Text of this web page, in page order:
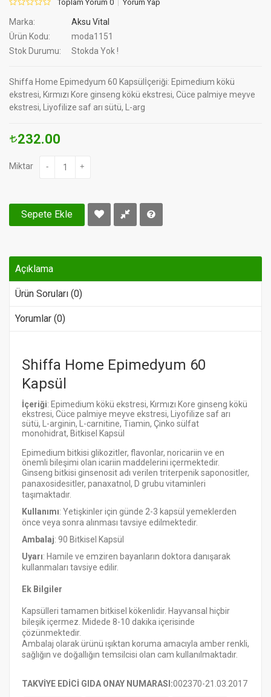
Toplam Yorum 0 Yorum Yap
Marka:
Aksu Vital
Ürün Kodu:
moda1151
Stok Durumu:
Stokda Yok !
Shiffa Home Epimedyum 60 Kapsülİçeriği: Epimedium kökü
ekstresi, Kırmızı Kore ginseng kökü ekstresi, Cüce palmiye meyve
ekstresi, Liyofilize saf arı sütü, L-arg
232.00
Miktar - +
Sepete Ekle
Açıklama
Ürün Soruları (0)
Yorumlar (0)
Shiffa Home Epimedyum 60
Kapsül
İçeriği: Epimedium kökü ekstresi, Kırmızı Kore ginseng kökü
ekstresi, Cüce palmiye meyve ekstresi, Liyofilize saf arı
sütü, L-arginin, L-carnitine, Tiamin, Çinko sülfat
monohidrat, Bitkisel Kapsül
Epimedium bitkisi glikozitler, flavonlar, noricariin ve en
önemli bileşimi olan icariin maddelerini içermektedir.
Ginseng bitkisi ginsenosit adı verilen triterpenik saponositler,
panaxosidesitler, panaxatnol, D grubu vitaminleri
taşımaktadır.
Kullanımı: Yetişkinler için günde 2-3 kapsül yemeklerden
önce veya sonra alınması tavsiye edilmektedir.
Ambalaj: 90 Bitkisel Kapsül
Uyarı: Hamile ve emziren bayanların doktora danışarak
kullanmaları tavsiye edilir.
Ek Bilgiler
Kapsülleri tamamen bitkisel kökenlidir. Hayvansal hiçbir
bileşik içermez. Midede 8-10 dakika içerisinde
çözünmektedir.
Ambalaj olarak ürünü ışıktan koruma amacıyla amber renkli,
sağlığın ve doğallığın temsilcisi olan cam kullanılmaktadır.
TAKVİYE EDİCİ GIDA ONAY NUMARASI:002370-21.03.2017